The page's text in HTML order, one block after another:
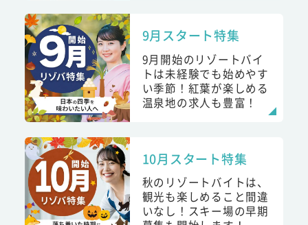
9月スタート特集
9月開始のリゾートバイ
トは未経験でも始めやす
い季節！紅葉が楽しめる
温泉地の求人も豊富！
10月スタート特集
秋のリゾートバイトは、
観光も楽しめること間違
いなし！スキー場の早期